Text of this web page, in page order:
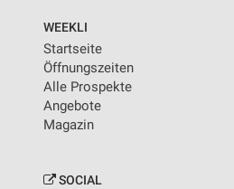
WEEKLI
Startseite
Öffnungszeiten
Alle Prospekte
Angebote
Magazin
SOCIAL